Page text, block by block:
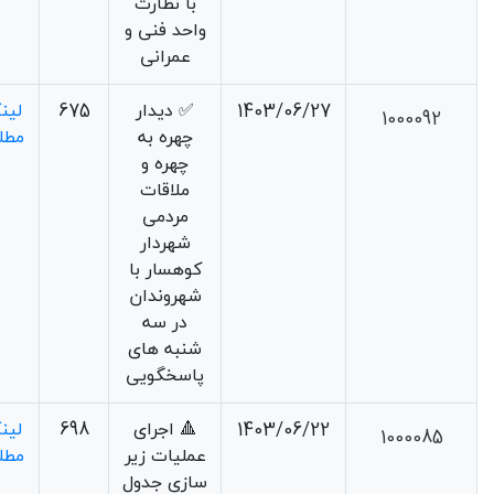
واحد فنی و
عمرانی
1000092
1403/06/27
✅️ دیدار
چهره به
چهره و
ملاقات
مردمی
شهردار
کوهسار با
شهروندان
در سه
شنبه های
پاسخگویی
675
1000085
1403/06/22
🔺 اجرای
عملیات زیر
سازی جدول
698